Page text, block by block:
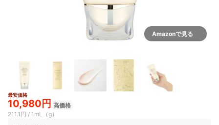
Amazonで見る
最安価格
10,980円 高価格
211.1円 / 1mL（g）